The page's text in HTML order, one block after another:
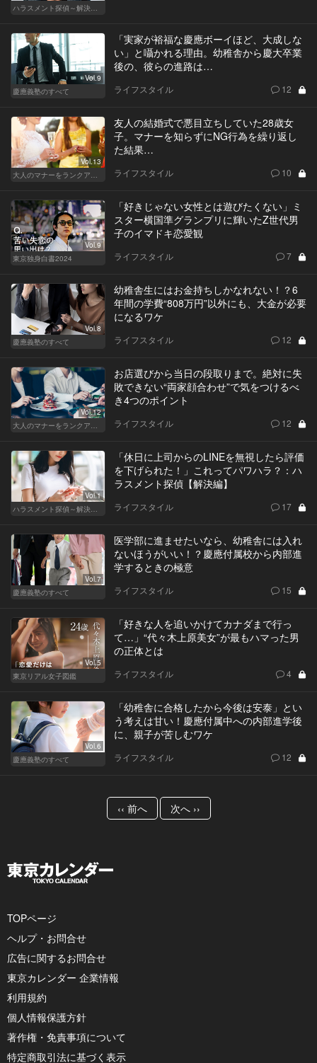
Vol.9
慶應義塾のすべて
「実家が裕福な慶應ボーイほど、大成しな
い」と囁かれる理由。幼稚舎から慶大卒業
後の、彼らの進路は…
ライフスタイル 12
Vol.13
友人の結婚式で悪目立ちしていた28歳女
子。マナーを知らずにNG行為を繰り返し
た結果…
ライフスタイル 10
Vol.9
東京独身白書2024
「好きじゃない女性とは遊びたくない」ミ
スター横国準グランプリに輝いたZ世代男
子のイマドキ恋愛観
ライフスタイル 7
Vol.8
慶應義塾のすべて
幼稚舎生にはお金持ちしかなれない！？6
年間の学費“808万円”以外にも、大金が必要
になるワケ
ライフスタイル 12
Vol.12
お店選びから当日の段取りまで。絶対に失
敗できない“両家顔合わせ”で気をつけるべ
き4つのポイント
ライフスタイル 12
Vol.1
「休日に上司からのLINEを無視したら評価
を下げられた！」これってパワハラ？：ハ
ラスメント探偵【解決編】
ライフスタイル 17
Vol.7
慶應義塾のすべて
医学部に進ませたいなら、幼稚舎には入れ
ないほうがいい！？慶應付属校から内部進
学するときの極意
ライフスタイル 15
Vol.5
東京リアル女子図鑑
「好きな人を追いかけてカナダまで行っ
て…」“代々木上原美女”が最もハマった男
の正体とは
ライフスタイル 4
Vol.6
慶應義塾のすべて
「幼稚舎に合格したから今後は安泰」とい
う考えは甘い！慶應付属中への内部進学後
に、親子が苦しむワケ
ライフスタイル 12
‹‹ 前へ 次へ ››
TOPページ
ヘルプ・お問合せ
広告に関するお問合せ
東京カレンダー 企業情報
利用規約
個人情報保護方針
著作権・免責事項について
特定商取引法に基づく表示